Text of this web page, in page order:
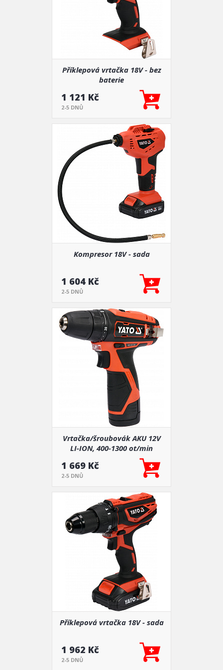
Příklepová vrtačka 18V - bez
baterie
1 121 Kč
2-5 DNŮ
Kompresor 18V - sada
1 604 Kč
2-5 DNŮ
Vrtačka/šroubovák AKU 12V
LI-ION, 400-1300 ot/min
1 669 Kč
2-5 DNŮ
Příklepová vrtačka 18V - sada
1 962 Kč
2-5 DNŮ